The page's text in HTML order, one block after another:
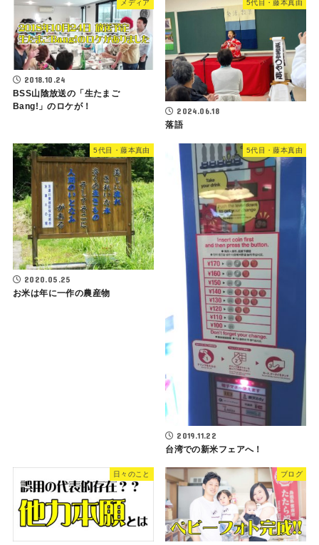
メディア
2018.10.24
BSS山陰放送の「生たまご
Bang!」のロケが！
5代目・藤本真由
2024.06.18
落語
5代目・藤本真由
2020.05.25
お米は年に一作の農産物
5代目・藤本真由
2019.11.22
台湾での新米フェアへ！
日々のこと ブログ